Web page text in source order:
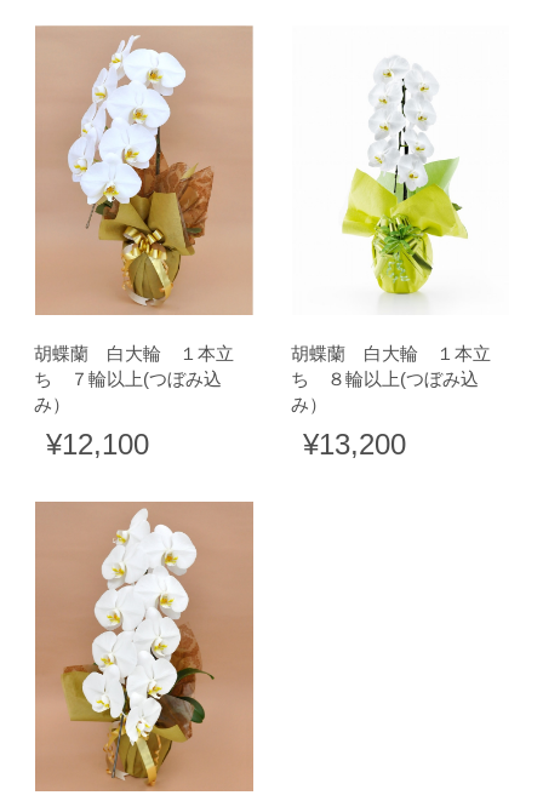
胡蝶蘭 白大輪 １本立
ち ７輪以上(つぼみ込
み）
¥12,100
胡蝶蘭 白大輪 １本立
ち ８輪以上(つぼみ込
み）
¥13,200